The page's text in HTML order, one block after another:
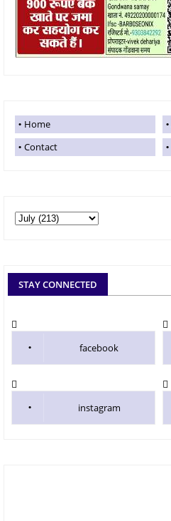
Home
Contact
STAY CONNECTED
facebook
instagram